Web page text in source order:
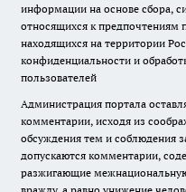
информации на основе сбора,
относящихся к предпочтениям
находящихся на территории
конфиденциальности и
пользователей
Администрация портала
комментарии, исходя из
обсуждения тем и соблюдения
допускаются комментарии,
разжигающие